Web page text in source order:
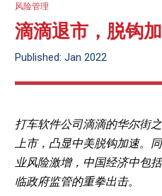
风险管理
滴滴退市，脱钩
Published: Jan 2022
打车软件公司滴滴的华尔街
上市，凸显中美脱钩加速。
业风险激增，中国经济中包
临政府监管的重拳出击。